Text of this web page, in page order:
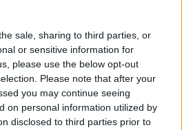
sale, sharing to third parties, or
or sensitive information for
please use the below opt-out
Please note that after your
you may continue seeing
on personal information utilized by
disclosed to third parties prior to
aukció - Művészettel